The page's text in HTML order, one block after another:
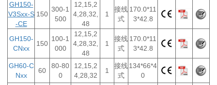
GH150-
V3Sxx-S
-CE
150
300-1
500
12,15,2
4,28,32,
48
1
接线
式
170.0*11
3*42.8
GH150-
CNxx
150
100-1
000
12,15,2
4,28,32,
48
1
接线
式
170.0*11
3*42.8
GH60-C
Nxx
60
80-80
0
12,15,2
4,28,32
1
接线
式
134*66*4
0